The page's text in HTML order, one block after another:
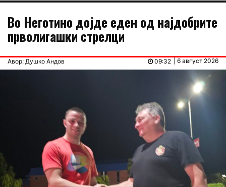
Во Неготино дојде еден од најдобрите
прволигашки стрелци
Авор: Душко Андов | 6 август 2026
09:32